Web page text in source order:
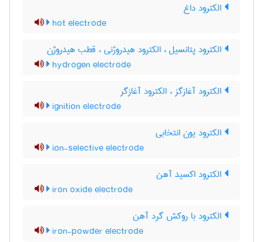
الکترود داغ
hot electrode
الکترود پتانسیل ، الکترود هیدروژنی ، قطب هیدروژن
hydrogen electrode
الکترود آغازگز ، الکترود آغازگر
ignition electrode
الکترود یون انتخابی
ion-selective electrode
الکترود اکسید آهن
iron oxide electrode
الکترود با روکش گرد آهن
iron-powder electrode